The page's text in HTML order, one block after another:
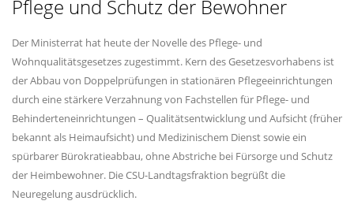
Pflege und Schutz der Bewohner
Der Ministerrat hat heute der Novelle des Pflege- und
Wohnqualitätsgesetzes zugestimmt. Kern des Gesetzesvorhabens ist
der Abbau von Doppelprüfungen in stationären Pflegeeinrichtungen
durch eine stärkere Verzahnung von Fachstellen für Pflege- und
Behinderteneinrichtungen – Qualitätsentwicklung und Aufsicht (früher
bekannt als Heimaufsicht) und Medizinischem Dienst sowie ein
spürbarer Bürokratieabbau, ohne Abstriche bei Fürsorge und Schutz
der Heimbewohner. Die CSU-Landtagsfraktion begrüßt die
Neuregelung ausdrücklich.